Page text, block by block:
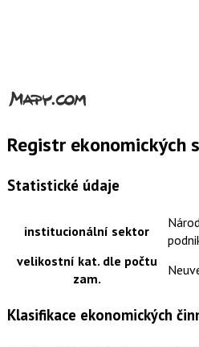
Registr ekonomických
Statistické údaje
institucionální sektor
velikostní kat. dle počtu
zam.
Klasifikace ekonomických